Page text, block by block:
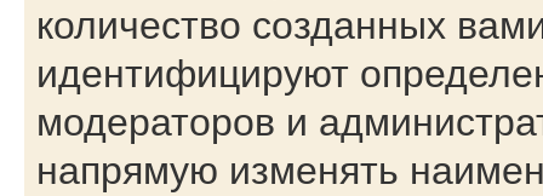
количество созданных
идентифицируют
модераторов и
напрямую изменять